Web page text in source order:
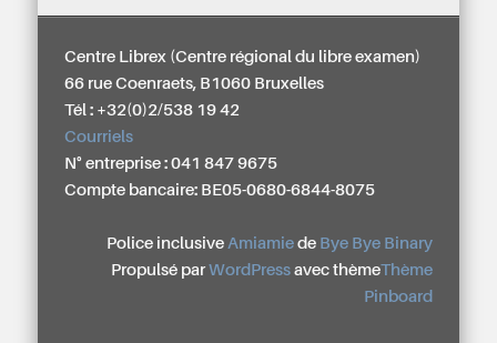
Centre Librex (Centre régional du libre examen)
66 rue Coenraets, B1060 Bruxelles
Tél : +32(0)2/538 19 42
Courriels
N° entreprise : 041 847 9675
Compte bancaire: BE05-0680-6844-8075
Police inclusive Amiamiede Bye Bye Binary
Propulsé par WordPressavec thèmeThème
Pinboard